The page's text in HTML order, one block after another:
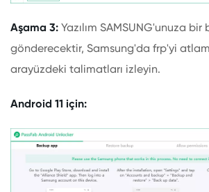
Aşama 3: Yazılım SAMSUNG'unuza bir
gönderecektir, Samsung'da frp'yi
arayüzdeki talimatları izleyin.
Android 11 için: